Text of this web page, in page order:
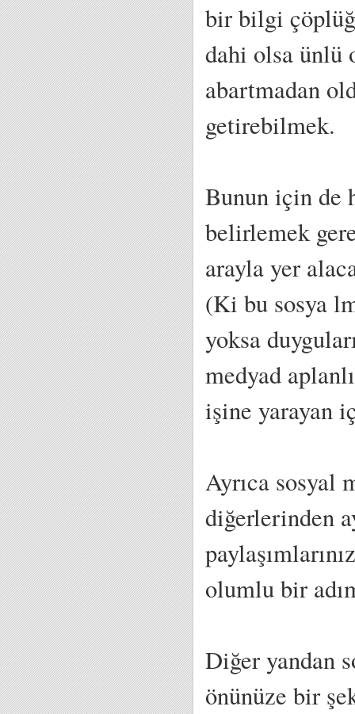
bir bilgi
dahi olsa ünlü
abartmadan
getirebilmek.
Bunun için de
belirlemek
arayla yer
(Ki bu sosya
yoksa
medyad
işine yarayan
Ayrıca sosyal
diğerlerinden
olumlu bir
Diğer yandan
önünüze bir